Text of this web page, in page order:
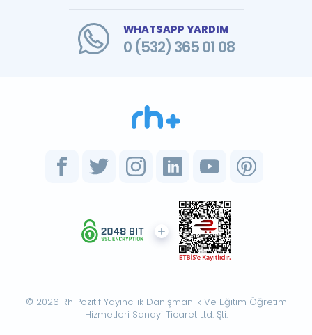
WHATSAPP YARDIM
0 (532) 365 01 08
© 2026 Rh Pozitif Yayıncılık Danışmanlık Ve Eğitim Öğretim
Hizmetleri Sanayi Ticaret Ltd. Şti.